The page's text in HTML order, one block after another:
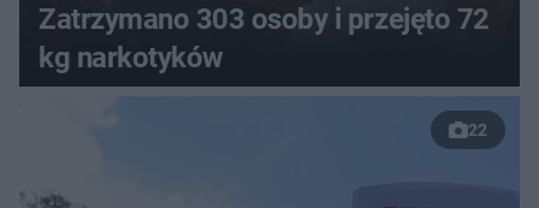
Zatrzymano 303 osoby i przejęto 72
kg narkotyków
22